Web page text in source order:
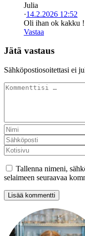
Julia
·14.2.2026 12:52
Oli ihan ok kakku !
Vastaa
Jätä vastaus
Sähköpostiosoitettasi ei
Tallenna nimeni,
selaimeen seuraavaa